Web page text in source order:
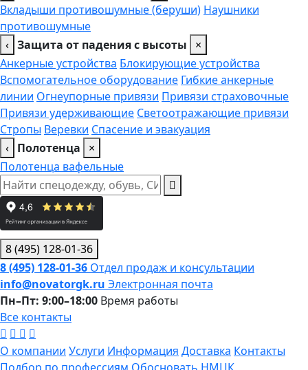
Вкладыши противошумные (беруши) Наушники
противошумные
‹ Защита от падения с высоты
×
Анкерные устройства Блокирующие устройства
Вспомогательное оборудование Гибкие анкерные
линии Огнеупорные привязи Привязи страховочные
Привязи удерживающие Светоотражающие привязи
Стропы Веревки Спасение и эвакуация
‹ Полотенца
×
Полотенца вафельные
8 (495) 128-01-36
8 (495) 128-01-36 Отдел продаж и консультации
info@novatorgk.ru Электронная почта
Пн–Пт: 9:00–18:00 Время работы
Все контакты
О компании Услуги Информация Доставка Контакты